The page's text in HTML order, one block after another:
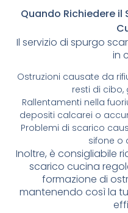
Quando Richiedere il
Il servizio di spurgo
in
Ostruzioni causate da
resti di cibo,
Rallentamenti nella
depositi calcarei o
Problemi di scarico
sifone o
Inoltre, è consigliabile
scarico cucina
formazione di
mantenendo così la